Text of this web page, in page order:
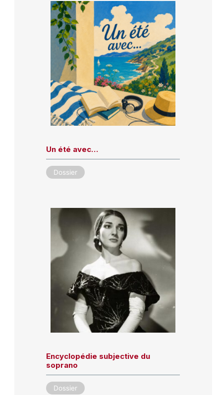
Un été avec…
Dossier
Encyclopédie subjective du
soprano
Dossier